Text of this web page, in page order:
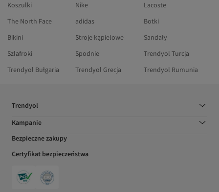
Koszulki
Nike
Lacoste
The North Face
adidas
Botki
Bikini
Stroje kąpielowe
Sandały
Szlafroki
Spodnie
Trendyol Turcja
Trendyol Bułgaria
Trendyol Grecja Trendyol Rumunia
Trendyol
Kampanie
Bezpieczne zakupy
Certyfikat bezpieczeństwa